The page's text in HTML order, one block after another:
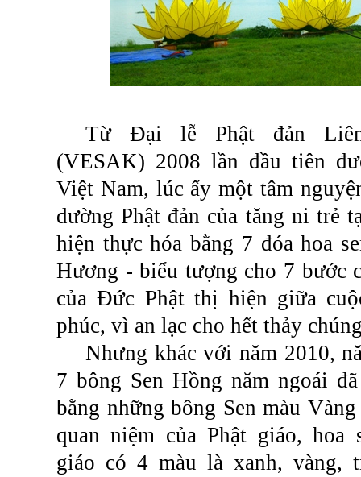
Từ Đại lễ Phật đản
(VESAK) 2008 lần đầu tiên
Việt Nam, lúc ấy một tâm
dường Phật đản của tăng ni trẻ
hiện thực hóa bằng 7 đóa hoa
Hương - biểu tượng cho 7 bước
của Đức Phật thị hiện giữa
phúc, vì an lạc cho hết thảy
Nhưng khác với năm 2010,
7 bông Sen Hồng năm ngoái
bằng những bông Sen màu
quan niệm của Phật giáo, hoa
giáo có 4 màu là xanh, vàng,